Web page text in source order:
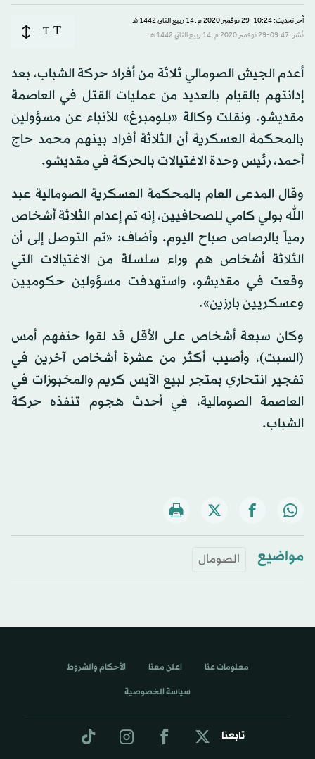
آخر تحديث: 10:24-29 نوفمبر 2020 م ـ 14 ربيع الثاني 1442 هـ
نُشر: 09:47-29 نوفمبر 2020 م ـ 14 ربيع الثاني 1442 هـ
T
T
أعدم الجيش الصومالي ثلاثة من أفراد حركة الشباب، بعد
إدانتهم بالقيام بالعديد من عمليات القتل في العاصمة
مقديشو. ونقلت وكالة «بلومبرغ» للأنباء عن مسؤولين
بالمحكمة العسكرية أن الثلاثة أفراد بينهم محمد حاج
أحمد، رئيس وحدة الاغتيالات بالحركة في مقديشو.
وقال المدعى العام بالمحكمة العسكرية الصومالية عبد
الله بولي كامي للصحافيين، إنه تم إعدام الثلاثة أشخاص
رمياً بالرصاص صباح اليوم. وأضاف: «تم التوصل إلى أن
الثلاثة أشخاص هم وراء سلسلة من الاغتيالات التي
وقعت في مقديشو، واستهدفت مسؤولين حكوميين
وعسكريين بارزين».
وكان سبعة أشخاص على الأقل قد لقوا حتفهم أمس
(السبت)، وأصيب أكثر من عشرة أشخاص آخرين في
تفجير انتحاري بمتجر لبيع الآيس كريم والمخبوزات في
العاصمة الصومالية، في أحدث هجوم تنفذه حركة
الشباب.
مواضيع الصومال
تابعنا
معلومات عنا اعلن معنا الأحكام والشروط
سياسة الخصوصية